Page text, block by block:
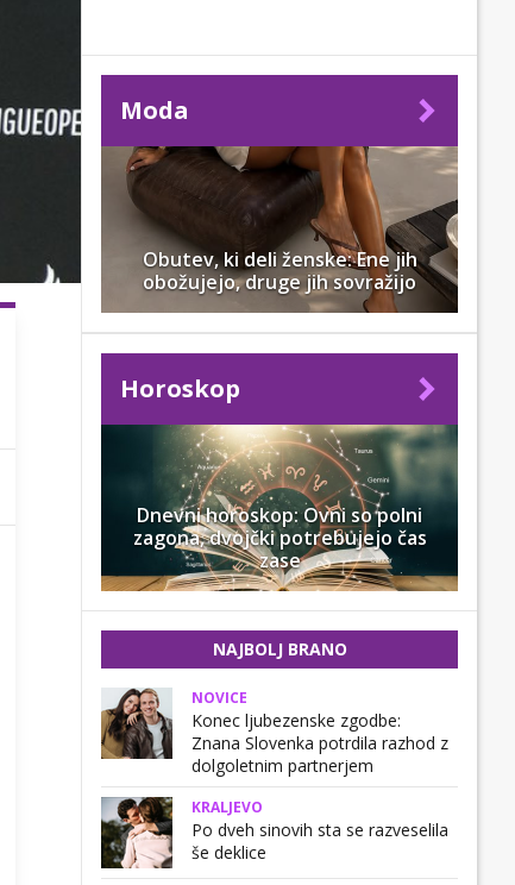
Moda
Obutev, ki deli ženske: Ene jih
obožujejo, druge jih sovražijo
Horoskop
Dnevni horoskop: Ovni so polni
zagona, dvojčki potrebujejo čas
zase
NAJBOLJ BRANO
NOVICE
Konec ljubezenske zgodbe:
Znana Slovenka potrdila razhod z
dolgoletnim partnerjem
KRALJEVO
Po dveh sinovih sta se razveselila
še deklice